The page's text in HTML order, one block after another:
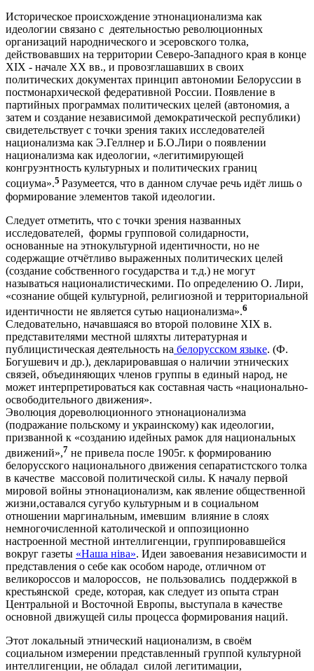
Историческое происхождение этнонационализма как
идеологии связано с деятельностью революционных
организаций народнического и эсеровского толка,
действовавших на территории Северо-Западного края в конце
XIX - начале XX вв., и провозглашавших в своих
политических документах принцип автономии Белоруссии в
постмонархической федеративной России. Появление в
партийных программах политических целей (автономия, а
затем и создание независимой демократической республики)
свидетельствует с точки зрения таких исследователей
национализма как Э.Геллнер и Б.О.Лири о появлении
национализма как идеологии, «легитимирующей
конгруэнтность культурных и политических границ
социума».5 Разумеется, что в данном случае речь идёт лишь о
формирование элементов такой идеологии.
Следует отметить, что с точки зрения названных
исследователей, формы групповой солидарности,
основанные на этнокультурной идентичности, но не
содержащие отчётливо выраженных политических целей
(создание собственного государства и т.д.) не могут
называться националистическими. По определению О. Лири,
«сознание общей культурной, религиозной и территориальной
идентичности не является сутью национализма».6
Следовательно, начавшаяся во второй половине XIX в.
представителями местной шляхты литературная и
публицистическая деятельность на белорусском языке. (Ф.
Богушевич и др.), декларировавшая о наличии этнических
связей, объединяющих членов группы в единый народ, не
может интерпретироваться как составная часть «национально-
освободительного движения».
Эволюция дореволюционного этнонационализма
(подражание польскому и украинскому) как идеологии,
призванной к «созданию идейных рамок для национальных
движений»,7 не привела после 1905г. к формированию
белорусского национального движения сепаратистского толка
в качестве массовой политической силы. К началу первой
мировой войны этнонационализм, как явление общественной
жизни,оставался сугубо культурным и в социальном
отношении маргинальным, имевшим влияние в слоях
немногочисленной католической и оппозиционно
настроенной местной интеллигенции, группировавшейся
вокруг газеты «Наша ніва». Идеи завоевания независимости и
представления о себе как особом народе, отличном от
великороссов и малороссов, не пользовались поддержкой в
крестьянской среде, которая, как следует из опыта стран
Центральной и Восточной Европы, выступала в качестве
основной движущей силы процесса формирования наций.
Этот локальный этнический национализм, в своём
социальном измерении представленный группой культурной
интеллигенции, не обладал силой легитимации,